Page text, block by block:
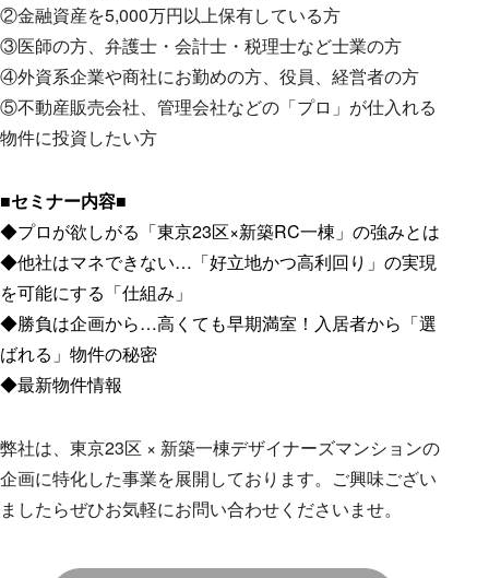
②金融資産を5,000万円以上保有している方
③医師の方、弁護士・会計士・税理士など士業の方
④外資系企業や商社にお勤めの方、役員、経営者の方
⑤不動産販売会社、管理会社などの「プロ」が仕入れる
物件に投資したい方
■セミナー内容■
◆プロが欲しがる「東京23区×新築RC一棟」の強みとは
◆他社はマネできない…「好立地かつ高利回り」の実現
を可能にする「仕組み」
◆勝負は企画から…高くても早期満室！入居者から「選
ばれる」物件の秘密
◆最新物件情報
弊社は、東京23区 × 新築一棟デザイナーズマンションの
企画に特化した事業を展開しております。ご興味ござい
ましたらぜひお気軽にお問い合わせくださいませ。